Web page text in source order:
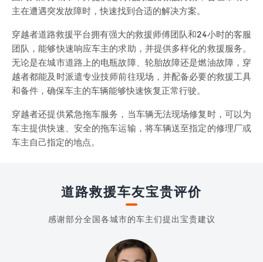
主在遭遇突发故障时，快速找到合适的解决方案。
穿越者道路救援平台拥有强大的救援师傅团队和24小时的客服
团队，能够快速响应车主的求助，并提供多样化的救援服务。
无论是在城市道路上的电瓶故障、轮胎故障还是燃油故障，穿
越者都能及时派遣专业技师前往现场，并配备必要的救援工具
和备件，确保车主的车辆能够快速恢复正常行驶。
穿越者还提供紧急拖车服务，当车辆无法现场修复时，可以为
车主提供快速、安全的拖车运输，将车辆送至指定的修理厂或
车主自己指定的地点。
道路救援车友宝贵评价
感谢部分全国各城市的车主们提出宝贵建议